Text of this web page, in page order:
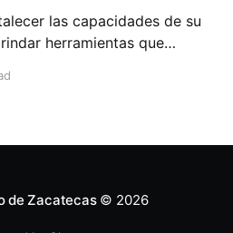
las capacidades de su
herramientas que
a cabo una capacitación
de Zacatecas© 2026